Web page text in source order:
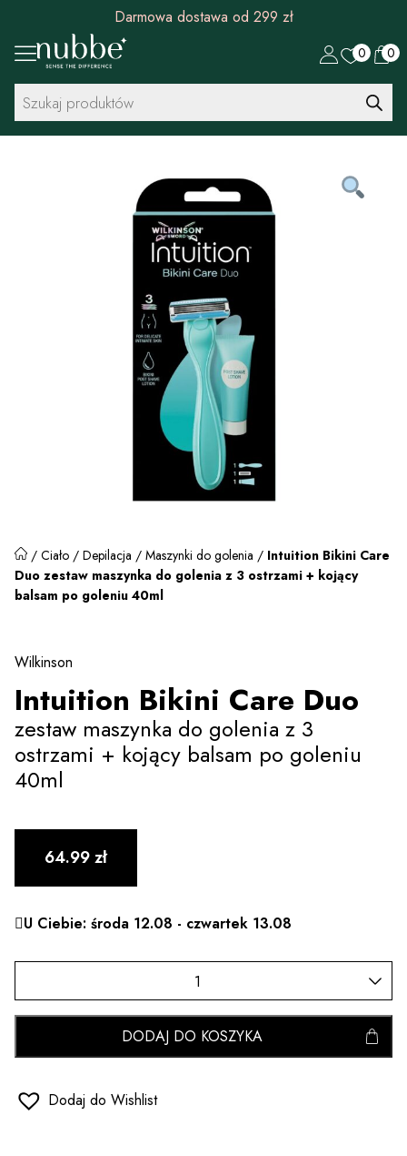
Rabat 30 zł na pierwszy zakup od 299 zł
0 0
Wyszukiwarka
produktów
/ Ciało / Depilacja / Maszynki do golenia / Intuition Bikini Care
Duo zestaw maszynka do golenia z 3 ostrzami + kojący
balsam po goleniu 40ml
Wilkinson
Intuition Bikini Care Duo
zestaw maszynka do golenia z 3
ostrzami + kojący balsam po goleniu
40ml
64.99zł
U Ciebie: środa 12.08 - czwartek 13.08
DODAJ DO KOSZYKA
Dodaj do Wishlist